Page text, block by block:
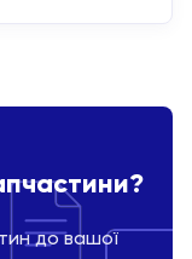
до вашої